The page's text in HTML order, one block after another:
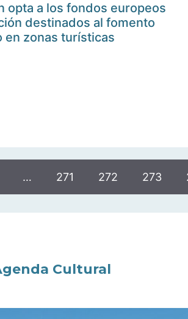
opta a los fondos europeos
destinados al fomento
en zonas turísticas
… 271 272 273
Cultural